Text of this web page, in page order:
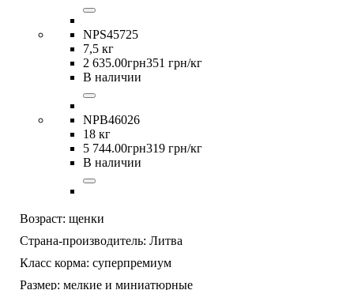
NPS45725
7,5 кг
2 635.00грн351 грн/кг
В наличии
NPB46026
18 кг
5 744.00грн319 грн/кг
В наличии
Возраст: щенки
Страна-производитель: Литва
Класс корма: суперпремиум
Размер: мелкие и миниатюрные